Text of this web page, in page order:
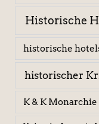
Historische
historische
historischer
K & K Monarchie